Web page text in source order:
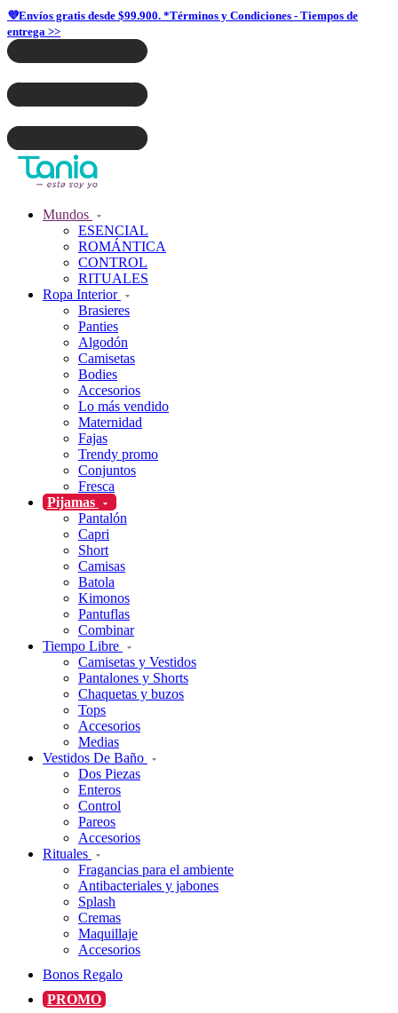
💜Envíos gratis desde $99.900. *Términos y Condiciones - Tiempos de
entrega >>
Mundos
ESENCIAL
ROMÁNTICA
CONTROL
RITUALES
Ropa Interior
Brasieres
Panties
Algodón
Camisetas
Bodies
Accesorios
Lo más vendido
Maternidad
Fajas
Trendy promo
Conjuntos
Fresca
Pijamas
Pantalón
Capri
Short
Camisas
Batola
Kimonos
Pantuflas
Combinar
Tiempo Libre
Camisetas y Vestidos
Pantalones y Shorts
Chaquetas y buzos
Tops
Accesorios
Medias
Vestidos De Baño
Dos Piezas
Enteros
Control
Pareos
Accesorios
Rituales
Fragancias para el ambiente
Antibacteriales y jabones
Splash
Cremas
Maquillaje
Accesorios
Bonos Regalo
PROMO